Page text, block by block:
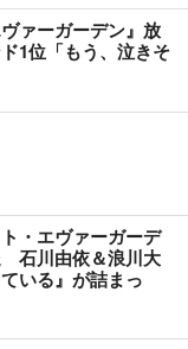
ァーガーデン』放
1位「もう、泣きそ
・エヴァーガーデ
石川由依＆浪川大
いる』が詰まっ